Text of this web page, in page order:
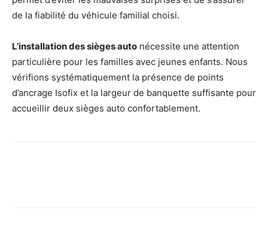
de la fiabilité du véhicule familial choisi.
L’installation des sièges auto nécessite une attention
particulière pour les familles avec jeunes enfants. Nous
vérifions systématiquement la présence de points
d’ancrage Isofix et la largeur de banquette suffisante pour
accueillir deux sièges auto confortablement.